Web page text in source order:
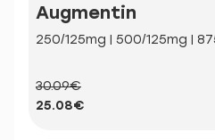
Augmentin
250/125mg | 500/125mg |
30.09€
25.08€